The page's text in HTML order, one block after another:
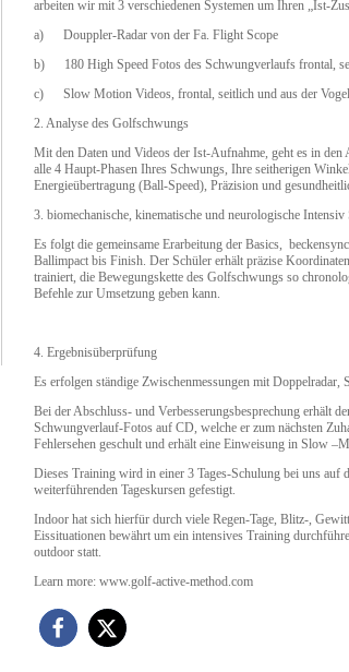
arbeiten wir mit 3 verschiedenen Systemen um Ihren „Ist-
a) Douppler-Radar von der Fa. Flight Scope
b) 180 High Speed Fotos des Schwungverlaufs frontal,
c) Slow Motion Videos, frontal, seitlich und aus der
2. Analyse des Golfschwungs
Mit den Daten und Videos der Ist-Aufnahme, geht es in
alle 4 Haupt-Phasen Ihres Schwungs, Ihre seitherigen
Energieübertragung (Ball-Speed), Präzision und
3. biomechanische, kinematische und neurologische Intensiv
Es folgt die gemeinsame Erarbeitung der Basics,
Ballimpact bis Finish. Der Schüler erhält präzise
trainiert, die Bewegungskette des Golfschwungs so
Befehle zur Umsetzung geben kann.
4. Ergebnisüberprüfung
Es erfolgen ständige Zwischenmessungen mit
Bei der Abschluss- und Verbesserungsbesprechung erhält
Schwungverlauf-Fotos auf CD, welche er zum nächsten
Fehlersehen geschult und erhält eine Einweisung in Slow
Dieses Training wird in einer 3 Tages-Schulung bei uns
weiterführenden Tageskursen gefestigt.
Indoor hat sich hierfür durch viele Regen-Tage, Blitz-,
Eissituationen bewährt um ein intensives Training
outdoor statt.
Learn more: www.golf-active-method.com